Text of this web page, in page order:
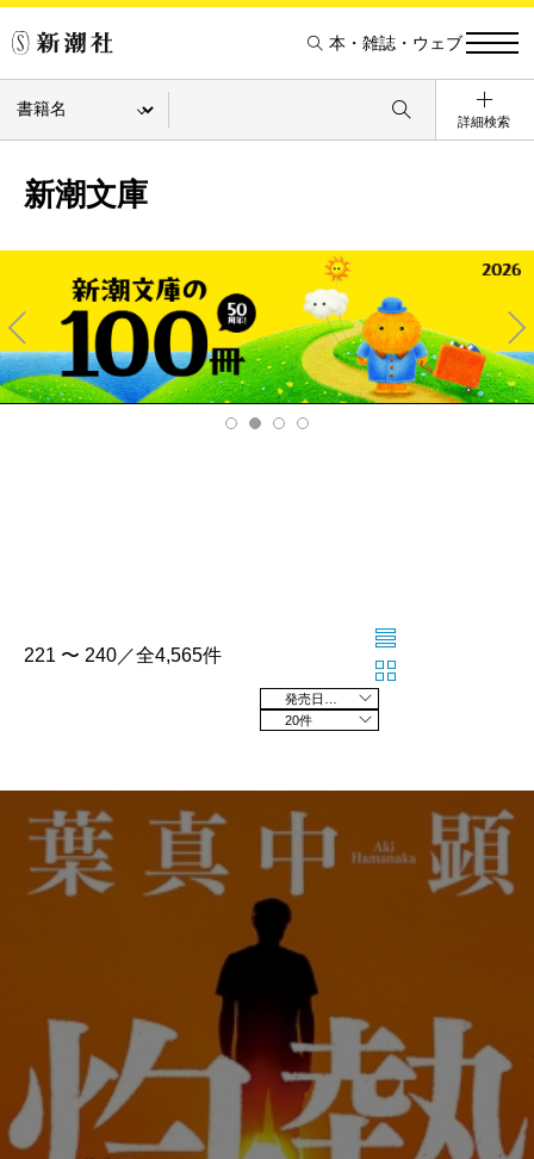
本・雑誌・ウェブ
詳細検索
新潮文庫
Pre
v
Ne
xt
221 〜 240／全4,565件
20件